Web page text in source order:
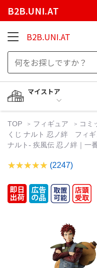
B2B.UNI.AT
B2B.UNI.AT
マイストア
TOP フィギュア コミ
くじ ナルト 忍ノ絆 フィギ
ナルト- 疾風伝 忍ノ絆｜一
(2247)